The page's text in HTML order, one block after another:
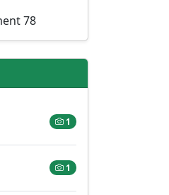
1
1